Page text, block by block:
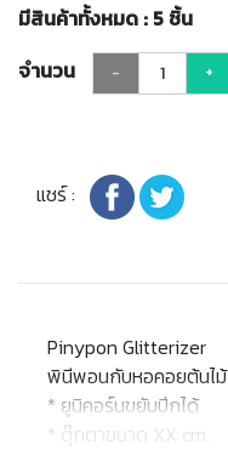
มีสินค้าทั้งหมด : 5 ชิ้น
จำนวน
- +
แชร์ :
Pinypon Glitterizer
พินีพอนกับหอคอยต้นไม้
* ยูนิคอร์นขยับปีกได้
* ตุ๊กตาขนาด XX cm.